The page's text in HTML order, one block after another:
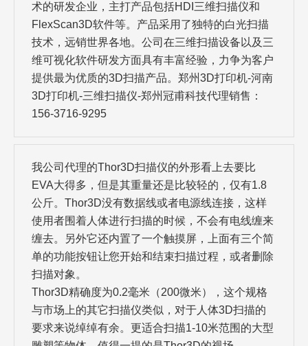
术的研发企业，主打产品包括HDI三维扫描仪和
FlexScan3D软件等。产品采用了独特的白光扫描
技术，远销世界各地。公司在三维扫描设备以及三
维可视化软件研发方面具有丰富经验，力争为客户
提供最为优质的3D扫描产品。郑州3D打印机-河南
3D打印机-三维扫描仪-郑州冠甫科技代理销售：
156-3716-9295
我公司代理的Thor3D扫描仪的外形看上去要比
EVA大得多，但是其重量还是比较轻的，仅有1.8
公斤。Thor3D没有数据线或者电源线连接，这样
使用者围着人体进行扫描的时候，不会有电线缠来
缠去。另外它还内置了一个触摸屏，上面有三个简
单的功能按钮让您开始和结束扫描过程，或者删除
扫描对象。
Thor3D精确度为0.2毫米（200微米），这个规格
与市场上的其它扫描仪类似，对于人体3D扫描的
要求来说绰绰有余。更适合扫描1-10米范围的大型